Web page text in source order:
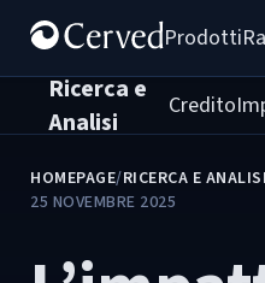
Prodotti
Ricerca e
Analisi
Credito
HOMEPAGE/RICERCA E ANALISI
25 NOVEMBRE 2025